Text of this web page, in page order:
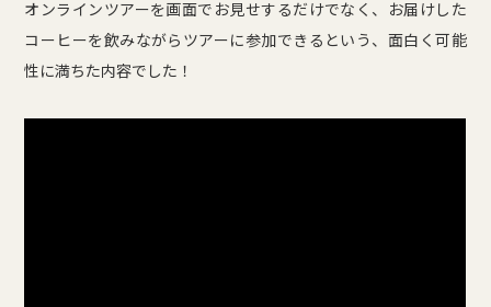
オンラインツアーを画面でお見せするだけでなく、お届けした
コーヒーを飲みながらツアーに参加できるという、面白く可能
性に満ちた内容でした！